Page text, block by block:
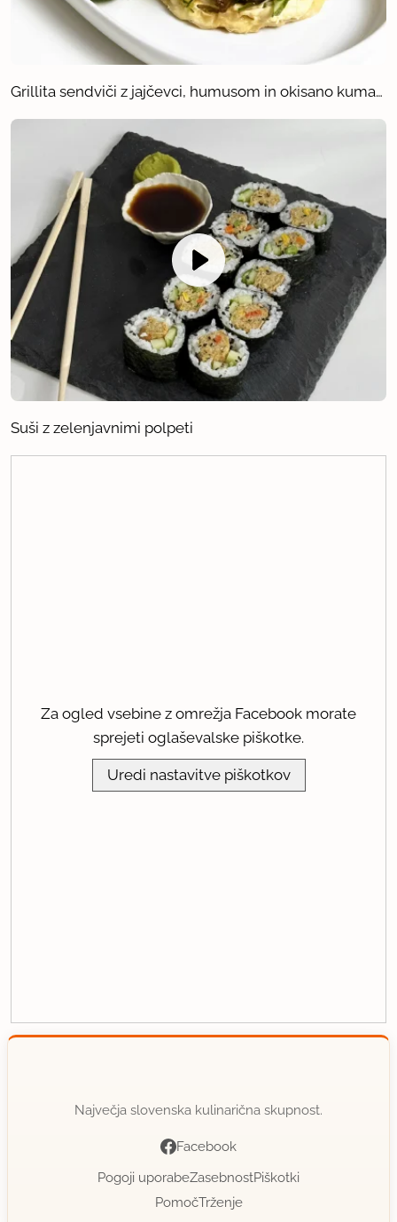
Grillita sendviči z jajčevci, humusom in okisano kumaro
Suši z zelenjavnimi polpeti
Za ogled vsebine z omrežja Facebook morate
sprejeti oglaševalske piškotke.
Uredi nastavitve piškotkov
Največja slovenska kulinarična skupnost.
Facebook
Pogoji uporabeZasebnostPiškotki
PomočTrženje